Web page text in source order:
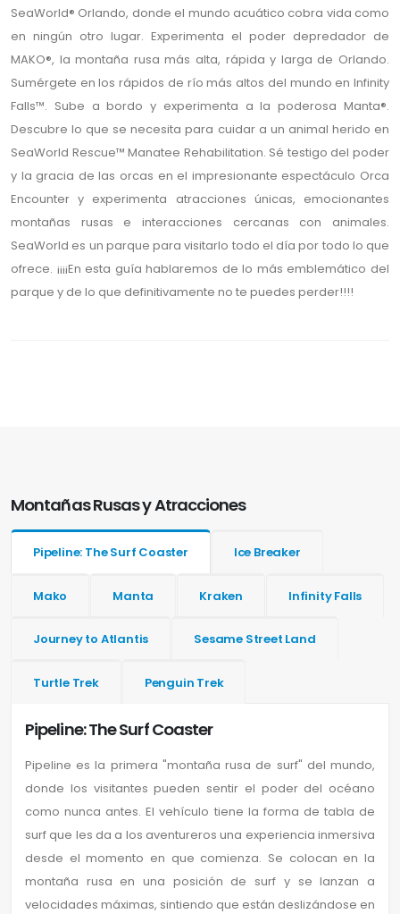
SeaWorld® Orlando, donde el mundo acuático cobra vida como
en ningún otro lugar. Experimenta el poder depredador de
MAKO®, la montaña rusa más alta, rápida y larga de Orlando.
Sumérgete en los rápidos de río más altos del mundo en Infinity
Falls™. Sube a bordo y experimenta a la poderosa Manta®.
Descubre lo que se necesita para cuidar a un animal herido en
SeaWorld Rescue™ Manatee Rehabilitation. Sé testigo del poder
y la gracia de las orcas en el impresionante espectáculo Orca
Encounter y experimenta atracciones únicas, emocionantes
montañas rusas e interacciones cercanas con animales.
SeaWorld es un parque para visitarlo todo el día por todo lo que
ofrece. ¡¡¡¡En esta guía hablaremos de lo más emblemático del
parque y de lo que definitivamente no te puedes perder!!!!
Montañas Rusas y Atracciones
Pipeline: The Surf Coaster Ice Breaker
Mako Manta Kraken Infinity Falls
Journey to Atlantis Sesame Street Land
Turtle Trek Penguin Trek
Pipeline: The Surf Coaster
Pipeline es la primera "montaña rusa de surf" del mundo,
donde los visitantes pueden sentir el poder del océano
como nunca antes. El vehículo tiene la forma de tabla de
surf que les da a los aventureros una experiencia inmersiva
desde el momento en que comienza. Se colocan en la
montaña rusa en una posición de surf y se lanzan a
velocidades máximas, sintiendo que están deslizándose en